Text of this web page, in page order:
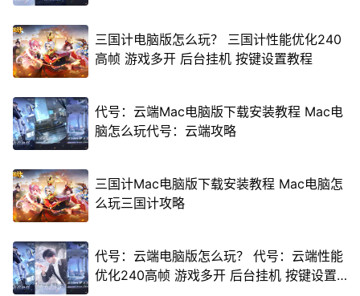
三国计电脑版怎么玩？ 三国计性能优化240
高帧 游戏多开 后台挂机 按键设置教程
代号：云端Mac电脑版下载安装教程 Mac电
脑怎么玩代号：云端攻略
三国计Mac电脑版下载安装教程 Mac电脑怎
么玩三国计攻略
代号：云端电脑版怎么玩？ 代号：云端性能
优化240高帧 游戏多开 后台挂机 按键设置